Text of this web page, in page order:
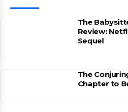
The
Review:
Sequel
The
Chapter to